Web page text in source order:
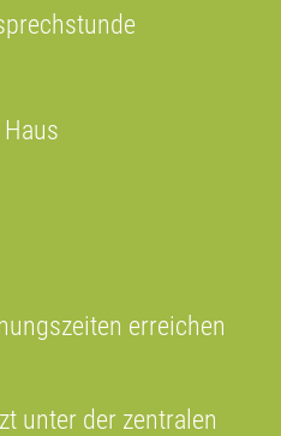
erreichen
unter der zentralen